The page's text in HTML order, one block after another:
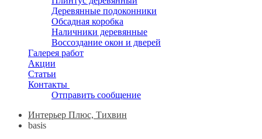
Деревянные подоконники
Обсадная коробка
Наличники деревянные
Воссоздание окон и дверей
Галерея работ
Акции
Статьи
Контакты
Отправить сообщение
Интерьер Плюс, Тихвин
basis